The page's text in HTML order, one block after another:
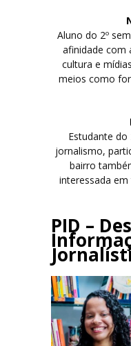
Aluno do 2º
afinidade com
cultura e
meios como
Estudante
jornalismo,
bairro
interessada
PID –